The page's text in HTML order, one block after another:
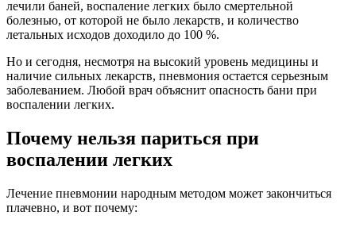
лечили баней, воспаление легких было смертельной
болезнью, от которой не было лекарств, и количество
летальных исходов доходило до 100 %.
Но и сегодня, несмотря на высокий уровень медицины и
наличие сильных лекарств, пневмония остается серьезным
заболеванием. Любой врач объяснит опасность бани при
воспалении легких.
Почему нельзя париться при
воспалении легких
Лечение пневмонии народным методом может закончиться
плачевно, и вот почему: